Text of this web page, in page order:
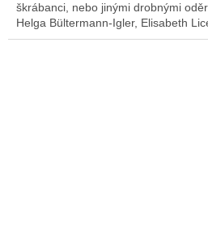
škrábanci, nebo jinými drobnými
Helga Bültermann-Igler, Elisabeth